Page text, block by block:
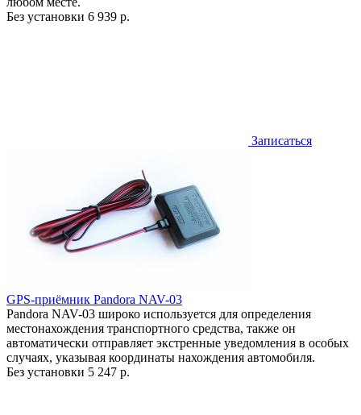
Без установки 6 939 р.
Записаться
GPS-приёмник Pandora NAV-03
Pandora NAV-03 широко используется для определения
местонахождения транспортного средства, также он
автоматически отправляет экстренные уведомления в особых
случаях, указывая координаты нахождения автомобиля.
Без установки 5 247 р.